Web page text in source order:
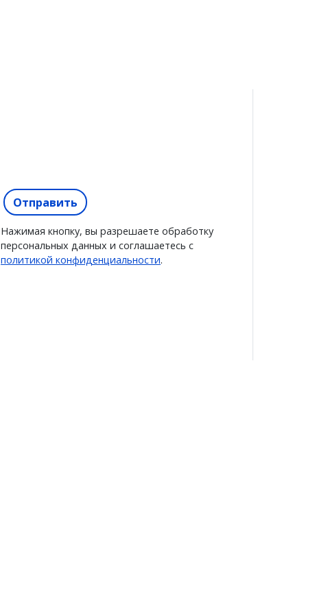
Отправить
Нажимая кнопку, вы разрешаете обработку
персональных данных и соглашаетесь с
политикой конфиденциальности.